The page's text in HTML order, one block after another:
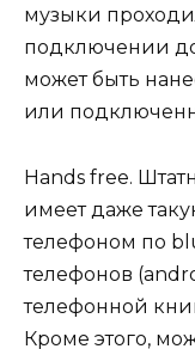
музыки
подключении
может быть
или
Hands free.
имеет даже
телефоном по
телефонов
телефонной
Кроме этого,